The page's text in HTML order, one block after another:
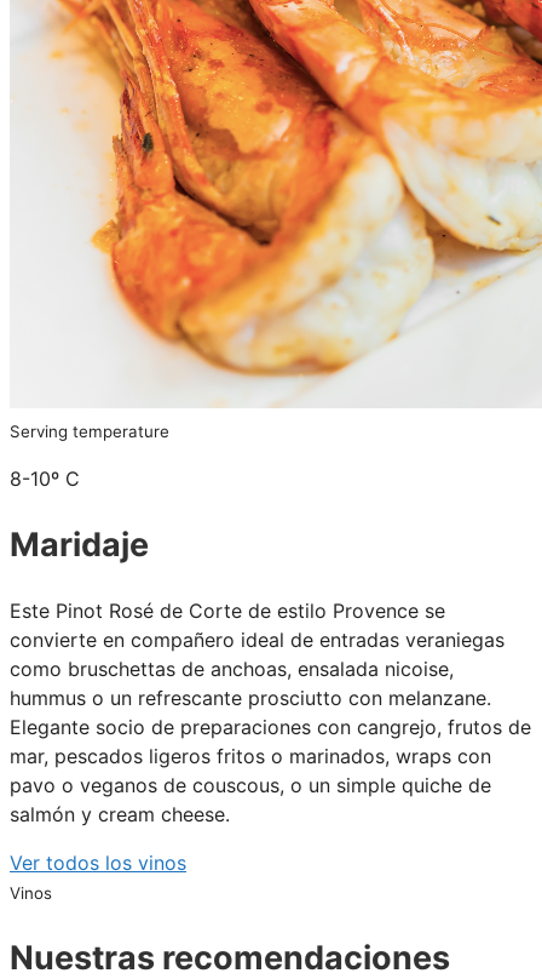
Serving temperature
8-10º C
Maridaje
Este Pinot Rosé de Corte de estilo Provence se
convierte en compañero ideal de entradas veraniegas
como bruschettas de anchoas, ensalada nicoise,
hummus o un refrescante prosciutto con melanzane.
Elegante socio de preparaciones con cangrejo, frutos de
mar, pescados ligeros fritos o marinados, wraps con
pavo o veganos de couscous, o un simple quiche de
salmón y cream cheese.
Ver todos los vinos
Vinos
Nuestras recomendaciones